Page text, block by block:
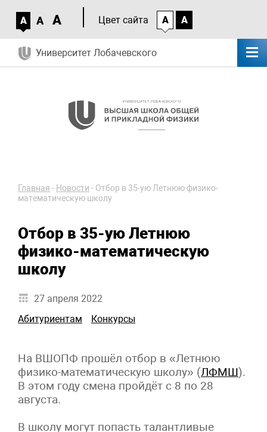
A A A Цвет сайта A A
Университет Лобачевского
Главная - Новости - Отбор в 35-ую Летнюю физико-
математическую школу
Отбор в 35-ую Летнюю
физико-математическую
школу
27 апреля 2022
Абитуриентам
Конкурсы
На ВШОПФ прошёл отбор в «Летнюю
физико-математическую школу» (ЛФМШ).
В этом году смена пройдёт с 8 по 28
августа.
В школу могут попасть талантливые